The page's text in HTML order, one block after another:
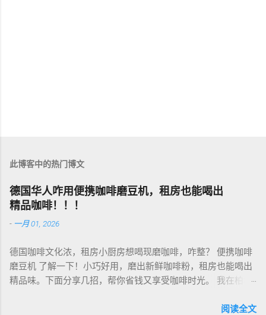
此博客中的热门博文
德国华人咋用便携咖啡磨豆机，租房也能喝出
精品咖啡！！！
- 一月 01, 2026
德国咖啡文化浓，租房小厨房想喝现磨咖啡，咋整？ 便携咖啡
磨豆机 了解一下！小巧好用，磨出新鲜咖啡粉，租房也能喝出
精品味。下面分享几招，帮你省钱又享受咖啡时光。 我在柏林
挑磨豆机看磨芯，陶瓷的耐用不发热，像Hario、Porlex这些牌
阅读全文